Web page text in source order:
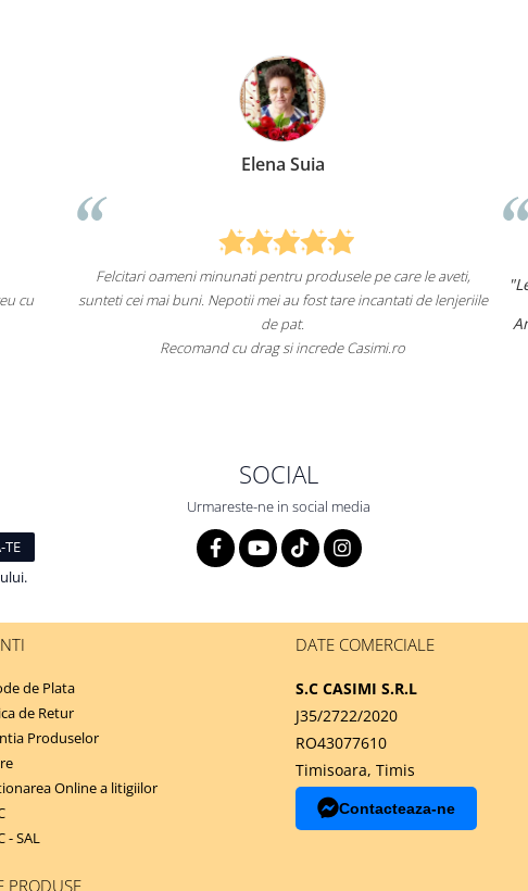
pentru produsele pe care le aveti,
mei au fost tare incantati de lenjeriile
cu drag si increde Casimi.ro
"Lenjeriile de pat de la ei o
un aspect foarte
Am comandat deja de mai
Recomand cu încredere
SOCIAL
Urmareste-ne in social media
de Plata
de Retur
Produselor
Online a litigiilor
- SAL
PRODUSE
DATE COMERCIALE
S.C CASIMI S.R.L
J35/2722/2020
RO43077610
Timisoara, Timis
Contacteaza-ne